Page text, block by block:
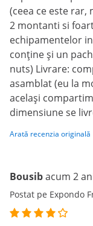
(ceea ce este
2 montanti si
echipamentelor
conține și un
nuts) Livrare:
asamblat (eu la
același
dimensiune se
Arată recenzia originală
Bousibacum 2
Postat pe Expondo